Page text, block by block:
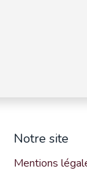
Notre site
Mentions